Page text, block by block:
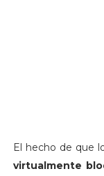
El hecho de que
virtualmente